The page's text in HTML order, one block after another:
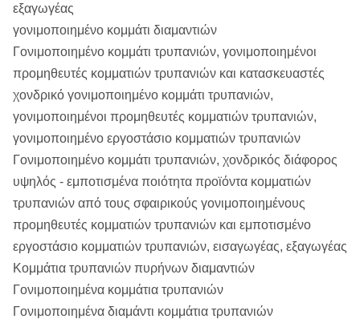
εξαγωγέας
γονιμοποιημένο κομμάτι διαμαντιών
Γονιμοποιημένο κομμάτι τρυπανιών, γονιμοποιημένοι
προμηθευτές κομματιών τρυπανιών και κατασκευαστές
χονδρικό γονιμοποιημένο κομμάτι τρυπανιών,
γονιμοποιημένοι προμηθευτές κομματιών τρυπανιών,
γονιμοποιημένο εργοστάσιο κομματιών τρυπανιών
Γονιμοποιημένο κομμάτι τρυπανιών, χονδρικός διάφορος
υψηλός - εμποτισμένα ποιότητα προϊόντα κομματιών
τρυπανιών από τους σφαιρικούς γονιμοποιημένους
προμηθευτές κομματιών τρυπανιών και εμποτισμένο
εργοστάσιο κομματιών τρυπανιών, εισαγωγέας, εξαγωγέας
Κομμάτια τρυπανιών πυρήνων διαμαντιών
Γονιμοποιημένα κομμάτια τρυπανιών
Γονιμοποιημένα διαμάντι κομμάτια τρυπανιών